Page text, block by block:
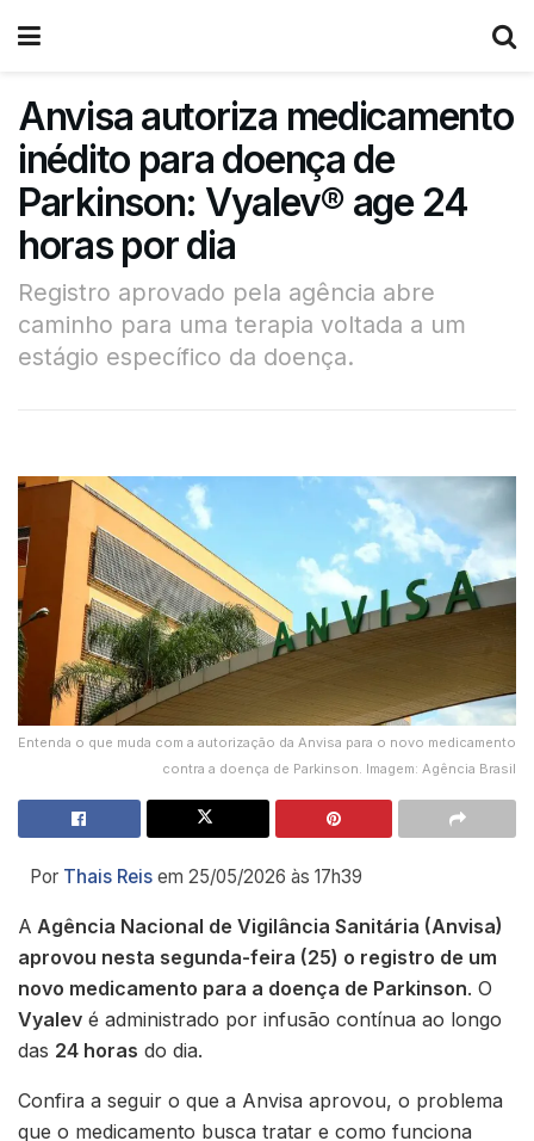
Anvisa autoriza medicamento
inédito para doença de
Parkinson: Vyalev® age 24
horas por dia
Registro aprovado pela agência abre
caminho para uma terapia voltada a um
estágio específico da doença.
Entenda o que muda com a autorização da Anvisa para o novo medicamento
contra a doença de Parkinson. Imagem: Agência Brasil
Por Thais Reis em 25/05/2026 às 17h39
A Agência Nacional de Vigilância Sanitária (Anvisa)
aprovou nesta segunda-feira (25) o registro de um
novo medicamento para a doença de Parkinson. O
Vyalev é administrado por infusão contínua ao longo
das 24 horas do dia.
Confira a seguir o que a Anvisa aprovou, o problema
que o medicamento busca tratar e como funciona